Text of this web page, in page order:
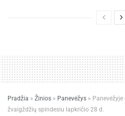
Pradžia » Žinios » Panevėžys »
žvaigždžių spindesiu lapkričio 28 d.